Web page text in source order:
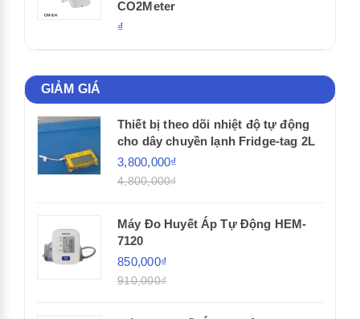
CO2Meter
₫
GIẢM GIÁ
Thiết bị theo dõi nhiệt độ tự động
cho dây chuyền lạnh Fridge-tag 2L
3,800,000₫
4,800,000₫
Máy Đo Huyết Áp Tự Động HEM-
7120
850,000₫
910,000₫